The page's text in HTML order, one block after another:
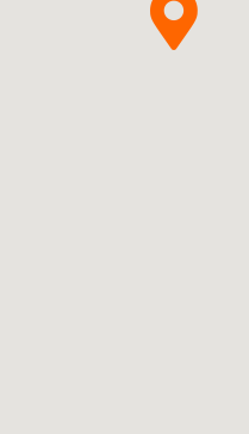
InPharm Sp. z o.o.